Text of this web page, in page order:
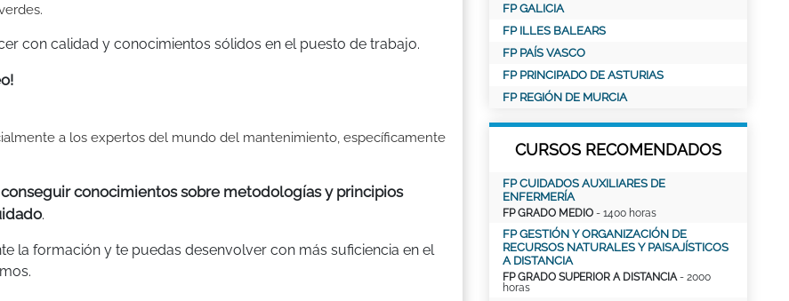
con calidad y conocimientos sólidos en el puesto de trabajo.
a los expertos del mundo del mantenimiento, específicamente
conocimientos sobre metodologías y principios
.
la formación y te puedas desenvolver con más suficiencia en el
FP GALICIA
FP ILLES BALEARS
FP PAÍS VASCO
FP PRINCIPADO DE ASTURIAS
FP REGIÓN DE MURCIA
CURSOS RECOMENDADOS
FP CUIDADOS AUXILIARES DE
ENFERMERÍA
FP GRADO MEDIO - 1400 horas
FP GESTIÓN Y ORGANIZACIÓN DE
RECURSOS NATURALES Y PAISAJÍSTICOS
A DISTANCIA
FP GRADO SUPERIOR A DISTANCIA- 2000
horas